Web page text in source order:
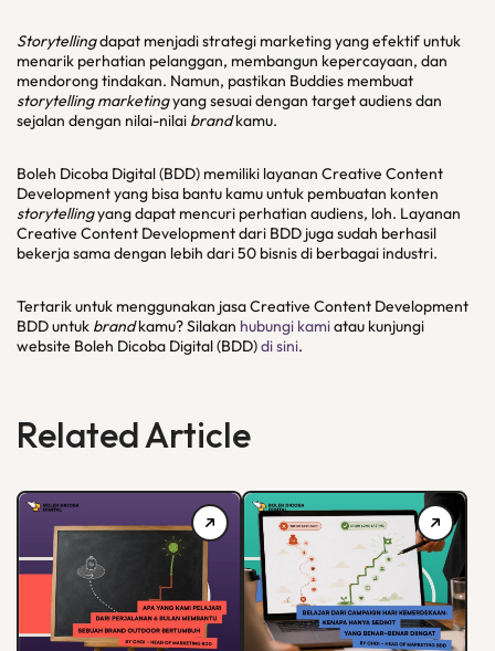
Storytellingdapat menjadi strategi marketing yang efektif untuk
menarik perhatian pelanggan, membangun kepercayaan, dan
mendorong tindakan. Namun, pastikan Buddies membuat
storytelling marketingyang sesuai dengan target audiens dan
sejalan dengan nilai-nilai brandkamu.
Boleh Dicoba Digital (BDD) memiliki layanan Creative Content
Development yang bisa bantu kamu untuk pembuatan konten
storytellingyang dapat mencuri perhatian audiens, loh. Layanan
Creative Content Development dari BDD juga sudah berhasil
bekerja sama dengan lebih dari 50 bisnis di berbagai industri.
Tertarik untuk menggunakan jasa Creative Content Development
BDD untuk brandkamu? Silakan hubungi kamiatau kunjungi
website Boleh Dicoba Digital (BDD)di sini.
Related Article